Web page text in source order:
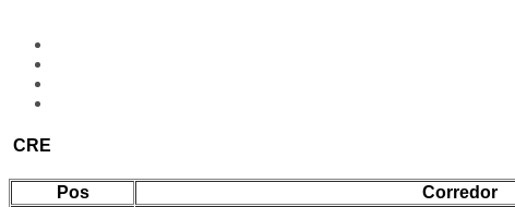
CRE
Pos Corredor